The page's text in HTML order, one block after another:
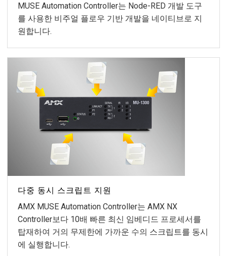
MUSE Automation Controller는 Node-RED 개발 도구
를 사용한 비주얼 플로우 기반 개발을 네이티브로 지
원합니다.
다중 동시 스크립트 지원
AMX MUSE Automation Controller는 AMX NX
Controller보다 10배 빠른 최신 임베디드 프로세서를
탑재하여 거의 무제한에 가까운 수의 스크립트를 동시
에 실행합니다.